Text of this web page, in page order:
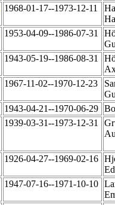
1968-01-17--1973-12-11
1953-04-09--1986-07-31
1943-05-19--1986-08-31
1967-11-02--1970-12-23
1943-04-21--1970-06-29
1939-03-31--1973-12-31
1926-04-27--1969-02-16
1947-07-16--1971-10-10